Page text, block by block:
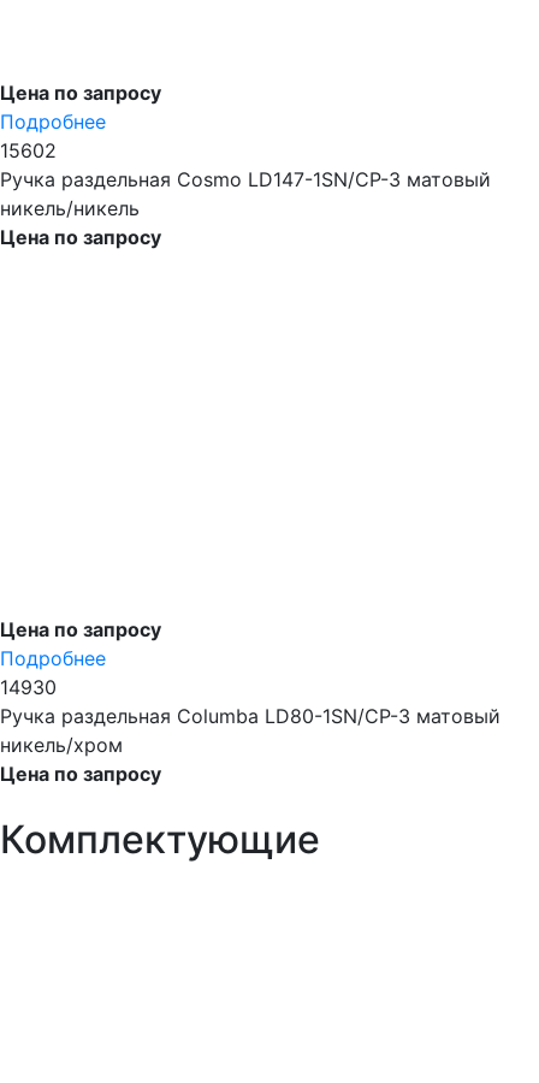
Цена по запросу
Подробнее
15602
Ручка раздельная Cosmo LD147-1SN/CP-3 матовый
никель/никель
Цена по запросу
Цена по запросу
Подробнее
14930
Ручка раздельная Columba LD80-1SN/CP-3 матовый
никель/хром
Цена по запросу
Комплектующие